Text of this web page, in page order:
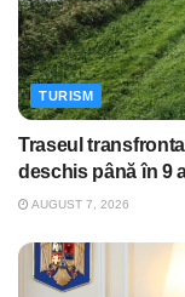
TURISM
Traseul
deschis până în 9
AUGUST 7, 2026